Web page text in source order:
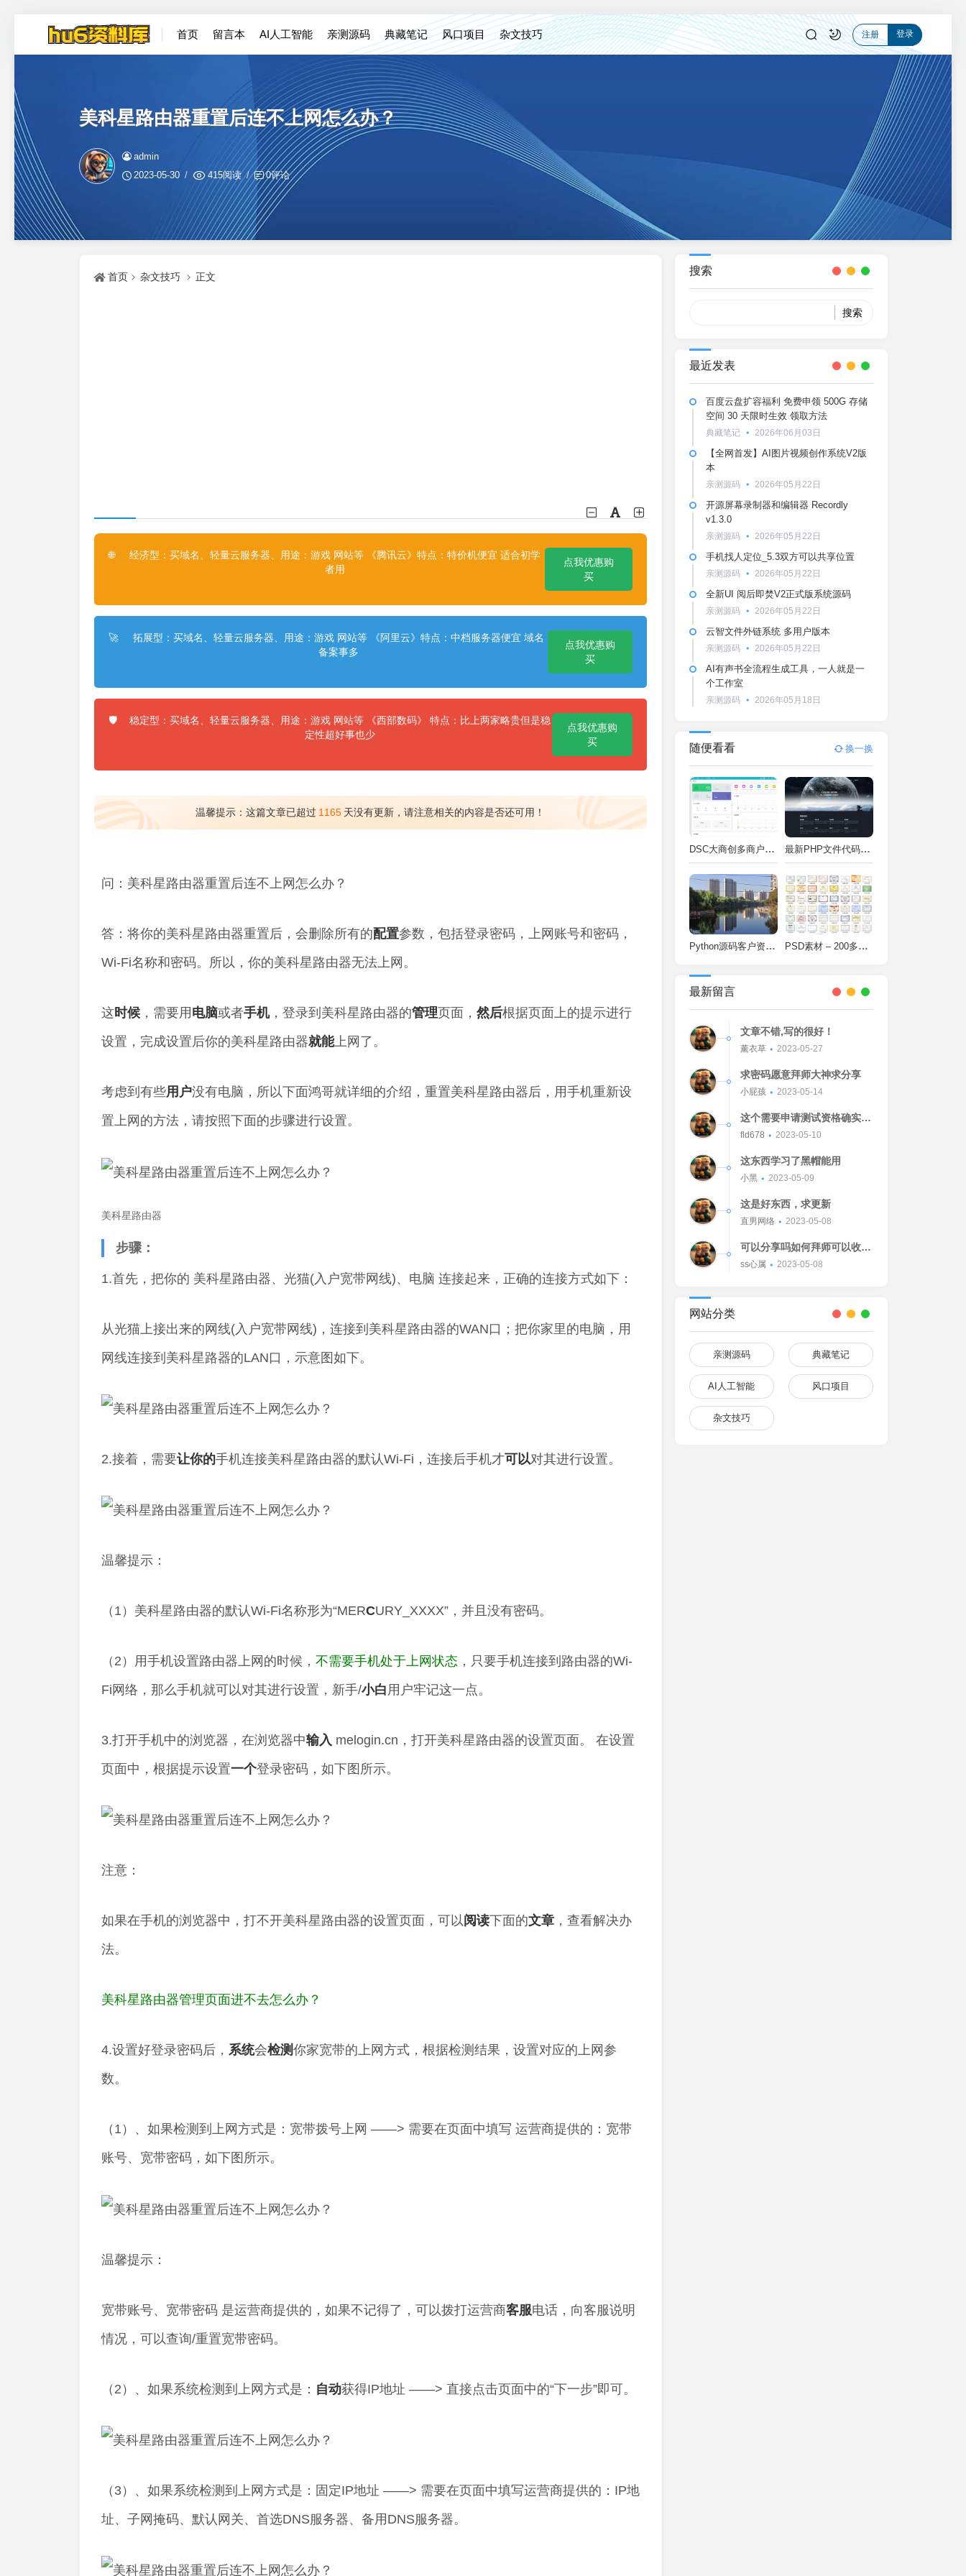
首页 留言本 AI人工智能 亲测源码 典藏笔记 风口项目 杂文技巧 注册 登录
美科星路由器重置后连不上网怎么办？
admin
2023-05-30
415阅读 0评论
首页 杂文技巧 正文
🌐
经济型：买域名、轻量云服务器、用途：游戏 网站等 《腾讯云》特点：特价机便宜 适合初学
者用
点我优惠购
买
🚀
拓展型：买域名、轻量云服务器、用途：游戏 网站等 《阿里云》特点：中档服务器便宜 域名
备案事多
点我优惠购
买
🛡️
稳定型：买域名、轻量云服务器、用途：游戏 网站等 《西部数码》 特点：比上两家略贵但是稳
定性超好事也少
点我优惠购
买
温馨提示：这篇文章已超过 1165 天没有更新，请注意相关的内容是否还可用！
问：美科星路由器重置后连不上网怎么办？
答：将你的美科星路由器重置后，会删除所有的配置参数，包括登录密码，上网账号和密码，
Wi-Fi名称和密码。所以，你的美科星路由器无法上网。
这时候，需要用 电脑或者手机，登录到美科星路由器的管理页面， 然后根据页面上的提示进行
设置，完成设置后你的美科星路由器就能上网了。
考虑到有些用户没有电脑，所以下面鸿哥就详细的介绍，重置美科星路由器后，用手机重新设
置上网的方法，请按照下面的步骤进行设置。
美科星路由器
步骤：
1.首先，把你的 美科星路由器、光猫(入户宽带网线)、电脑 连接起来，正确的连接方式如下：
从光猫上接出来的网线(入户宽带网线)，连接到美科星路由器的WAN口；把你家里的电脑，用
网线连接到美科星路器的LAN口，示意图如下。
2.接着，需要让你的手机连接美科星路由器的默认Wi-Fi，连接后手机才可以对其进行设置。
温馨提示：
（1）美科星路由器的默认Wi-Fi名称形为“MERCURY_XXXX”，并且没有密码。
（2）用手机设置路由器上网的时候， 不需要手机处于上网状态 ，只要手机连接到路由器的Wi-
Fi网络，那么手机就可以对其进行设置，新手/小白 用户牢记这一点。
3.打开手机中的浏览器，在浏览器中输入 melogin.cn，打开美科星路由器的设置页面。 在设置
页面中，根据提示设置一个登录密码，如下图所示。
注意：
如果在手机的浏览器中，打不开美科星路由器的设置页面，可以 阅读下面的文章，查看解决办
法。
美科星路由器管理页面进不去怎么办？
4.设置好登录密码后， 系统会检测你家宽带的上网方式，根据检测结果，设置对应的上网参
数。
（1）、如果检测到上网方式是：宽带拨号上网 ——> 需要在页面中填写 运营商提供的：宽带
账号、宽带密码，如下图所示。
温馨提示：
宽带账号、宽带密码 是运营商提供的，如果不记得了，可以拨打运营商客服电话，向客服说明
情况，可以查询/重置宽带密码。
（2）、如果系统检测到上网方式是： 自动获得IP地址 ——> 直接点击页面中的“下一步”即可。
（3）、如果系统检测到上网方式是：固定IP地址 ——> 需要在页面中填写运营商提供的：IP地
址、子网掩码、默认网关、首选DNS服务器、备用DNS服务器。
搜索
最近发表
百度云盘扩容福利 免费申领 500G 存储
空间 30 天限时生效 领取方法
典藏笔记 2026年06月03日
【全网首发】AI图片视频创作系统V2版
本
亲测源码 2026年05月22日
开源屏幕录制器和编辑器 Recordly
v1.3.0
亲测源码 2026年05月22日
手机找人定位_5.3双方可以共享位置
亲测源码 2026年05月22日
全新UI 阅后即焚V2正式版系统源码
亲测源码 2026年05月22日
云智文件外链系统 多用户版本
亲测源码 2026年05月22日
AI有声书全流程生成工具，一人就是一
个工作室
亲测源码 2026年05月18日
随便看看 换一换
DSC大商创多商户电商系统完整部署教程（附PHP7.4/PHP8兼容修复方案） 最新PHP文件代码加密系统 在线PHP加密系统 全开源 亲测可用
Python源码客户资料管理系统V2.2一键运行 PSD素材 – 200多种类型证书PSD源码
最新留言
文章不错,写的很好！
薰衣草 2023-05-27
求密码愿意拜师大神求分享
小屁孩 2023-05-14
这个需要申请测试资格确实不
错的东西
fld678 2023-05-10
这东西学习了黑帽能用
小黑 2023-05-09
这是好东西，求更新
直男网络 2023-05-08
可以分享吗如何拜师可以收我
吗[Watermelon]
ss心属 2023-05-08
网站分类
亲测源码 典藏笔记
AI人工智能 风口项目
杂文技巧